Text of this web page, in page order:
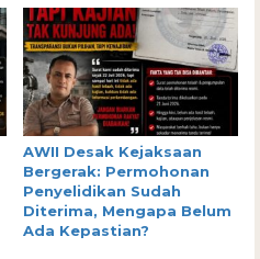
AWII Desak Kejaksaan
Bergerak: Permohonan
Penyelidikan Sudah
Diterima, Mengapa Belum
Ada Kepastian?